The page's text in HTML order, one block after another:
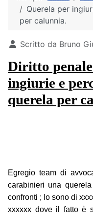
Querela per
per calunnia.
Dettagli
Scritto da Bruno
Diritto
ingiurie e
querela per
Egregio team di
carabinieri una
confronti ; Io sono di
xxxxxx dove il fatto è